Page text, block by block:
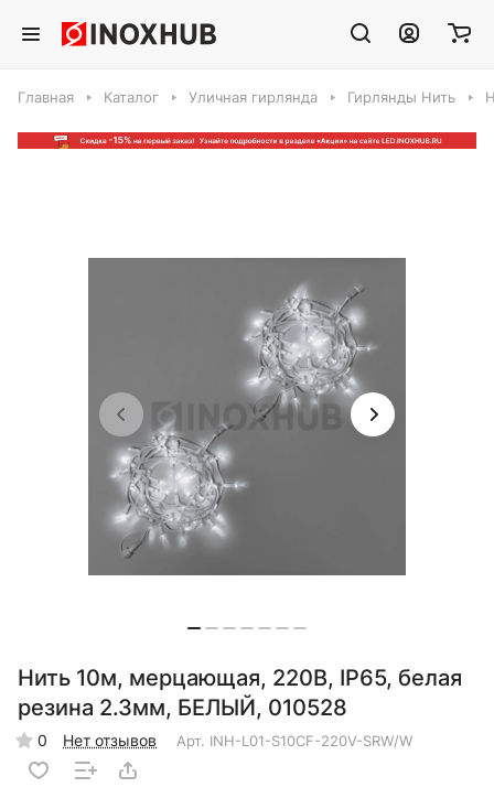
Главная Каталог Уличная гирлянда Гирлянды Нить
Нить 10м, мерцающая, 220В, IP65, белая
резина 2.3мм, БЕЛЫЙ, 010528
0 Нет отзывов Арт. INH-L01-S10CF-220V-SRW/W